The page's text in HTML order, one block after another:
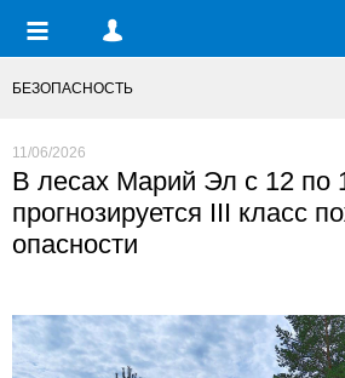
БЕЗОПАСНОСТЬ
11/06/2026
В лесах Марий Эл с 12 по
прогнозируется III класс
опасности